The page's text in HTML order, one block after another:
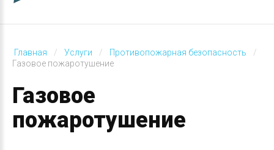
Главная Услуги
Противопожарная безопасность
Газовое пожаротушение
Газовое
пожаротушение